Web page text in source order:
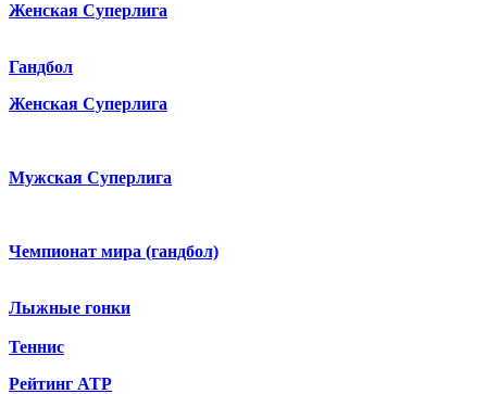
Женская Суперлига
Гандбол
Женская Суперлига
Мужская Суперлига
Чемпионат мира (гандбол)
Лыжные гонки
Теннис
Рейтинг ATP